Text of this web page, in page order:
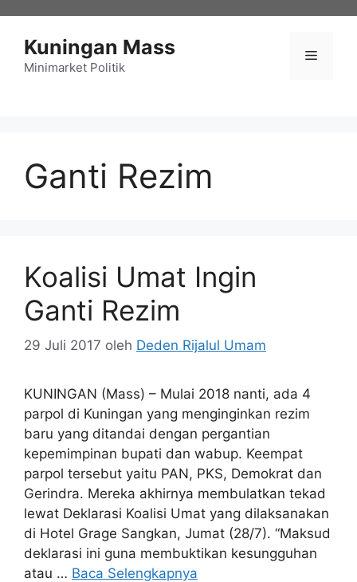
Kuningan Mass
Minimarket Politik
Menu
Ganti Rezim
Koalisi Umat Ingin
Ganti Rezim
29 Juli 2017 oleh Deden Rijalul Umam
KUNINGAN (Mass) – Mulai 2018 nanti, ada 4
parpol di Kuningan yang menginginkan rezim
baru yang ditandai dengan pergantian
kepemimpinan bupati dan wabup. Keempat
parpol tersebut yaitu PAN, PKS, Demokrat dan
Gerindra. Mereka akhirnya membulatkan tekad
lewat Deklarasi Koalisi Umat yang dilaksanakan
di Hotel Grage Sangkan, Jumat (28/7). “Maksud
deklarasi ini guna membuktikan kesungguhan
atau … Baca Selengkapnya